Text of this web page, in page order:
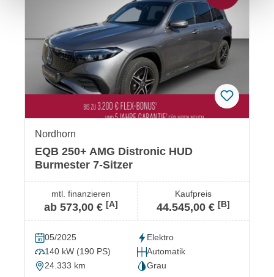
Nordhorn
EQB 250+ AMG Distronic HUD
Burmester 7-Sitzer
mtl. finanzieren
ab 573,00 € [A]
Kaufpreis
44.545,00 € [B]
05/2025
Elektro
140 kW (190 PS)
Automatik
24.333 km
Grau